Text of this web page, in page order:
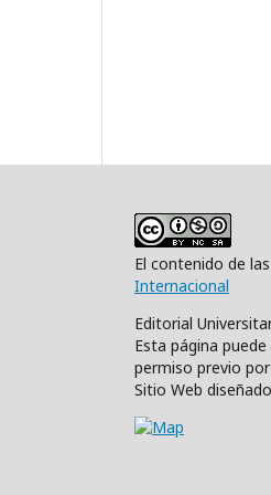
El contenido de
Internacional
Editorial
Esta página
permiso previo
Sitio Web